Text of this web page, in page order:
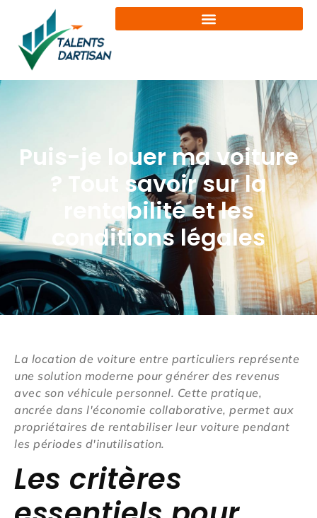
Puis-je louer ma voiture
? Tout savoir sur la
rentabilité et les
conditions légales
La location de voiture entre particuliers représente
une solution moderne pour générer des revenus
avec son véhicule personnel. Cette pratique,
ancrée dans l'économie collaborative, permet aux
propriétaires de rentabiliser leur voiture pendant
les périodes d'inutilisation.
Les critères